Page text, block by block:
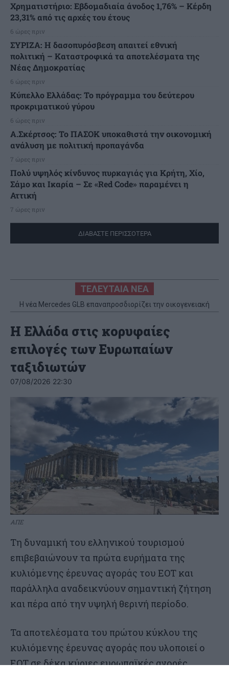
Χρηματιστήριο: Εβδομαδιαία άνοδος 1,76% – Κέρδη
23,31% από τις αρχές του έτους
6 ώρες πριν
ΣΥΡΙΖΑ: Η δασοπυρόσβεση απαιτεί εθνική
πολιτική – Καταστροφικά τα αποτελέσματα της
Νέας Δημοκρατίας
6 ώρες πριν
Κύπελλο Ελλάδας: Το πρόγραμμα του δεύτερου
προκριματικού γύρου
6 ώρες πριν
Α.Σκέρτσος: Το ΠΑΣΟΚ υποκαθιστά την οικονομική
ανάλυση με πολιτική προπαγάνδα
7 ώρες πριν
Πολύ υψηλός κίνδυνος πυρκαγιάς για Κρήτη, Χίο,
Σάμο και Ικαρία – Σε «Red Code» παραμένει η
Αττική
7 ώρες πριν
ΔΙΑΒΑΣΤΕ ΠΕΡΙΣΣΟΤΕΡΑ